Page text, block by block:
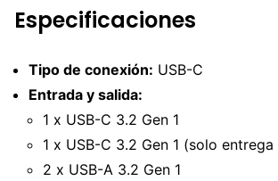
Especificaciones
Tipo de conexión: USB-C
Entrada y salida:
1 x USB-C 3.2 Gen 1
1 x USB-C 3.2 Gen 1 (solo
2 x USB-A 3.2 Gen 1